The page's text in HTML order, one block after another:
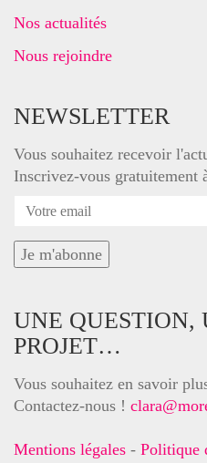
Nos actualités
Nous rejoindre
NEWSLETTER
Vous souhaitez recevoir
Inscrivez-vous gratuitement
UNE QUESTION,
PROJET…
Vous souhaitez en savoir
Contactez-nous !
Mentions légales - Politique